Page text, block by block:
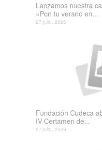
Lanzamos nuestra
«Pon tu verano en...
27 julio, 2026
Fundación Cudeca
IV Certamen de...
27 julio, 2026